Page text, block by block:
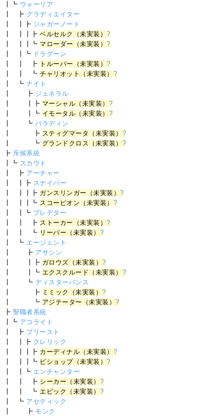
┃┗ ウォーリア
┃ ┣ グラディエイター
┃ ┃┣ ジャガーノート
┃ ┃┃┣ベルセルク（未実装）?
┃ ┃┃┗ マローダー（未実装）?
┃ ┃┗ ドラグーン
┃ ┃ ┣ トルーパー（未実装）?
┃ ┃ ┗チャリオット（未実装） ?
┃ ┗ナイト
┃ ┣ ジェネラル
┃ ┃┣ マーシャル（未実装） ?
┃ ┃┗ イモータル（未実装） ?
┃ ┗パラディン
┃ ┣ スティグマータ（未実装） ?
┃ ┗ グランドクロス（未実装） ?
┣ 斥候系統
┃┗ スカウト
┃ ┣ アーチャー
┃ ┃┣ スナイパー
┃ ┃┃┣ ガンスリンガー（未実装）?
┃ ┃┃┗ スコーピオン（未実装） ?
┃ ┃┗ プレデター
┃ ┃ ┣ ストーカー（未実装）?
┃ ┃ ┗ リーバー（未実装） ?
┃ ┗ エージェント
┃ ┣ アサシン
┃ ┃┣ ガロウズ（未実装）?
┃ ┃┗ エクスクルード（未実装） ?
┃ ┗ディスターバンス
┃ ┣ ミミック（未実装）?
┃ ┗ アジテーター（未実装）?
┣聖職者系統
┃┗ アコライト
┃ ┣ プリースト
┃ ┃┣ クレリック
┃ ┃┃┣ カーディナル（未実装） ?
┃ ┃┃┗ ビショップ（未実装）?
┃ ┃┗ エンチャンター
┃ ┃ ┣ シーカー（未実装） ?
┃ ┃ ┗ エピック（未実装） ?
┃ ┗ アセティック
┃ ┣ モンク